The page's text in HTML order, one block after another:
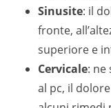
Sinusite: il
fronte,
superiore e
Cervicale:
al pc, il